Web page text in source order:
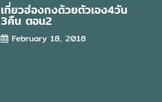
เที่ยวฮ่องกงด้วยตัวเอง4วัน
3คืน ตอน2
February 18, 2018